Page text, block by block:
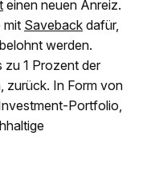
einen neuen Anreiz.
mit Saveback dafür,
werden.
zu 1 Prozent der
zurück. In Form von
Portfolio,